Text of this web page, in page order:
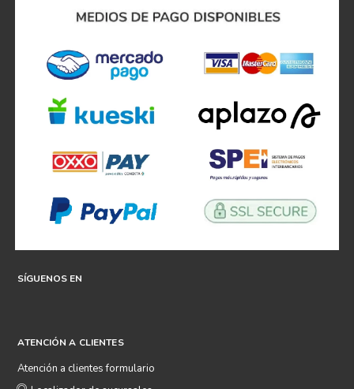
SÍGUENOS EN
ATENCIÓN A CLIENTES
Atención a clientes formulario